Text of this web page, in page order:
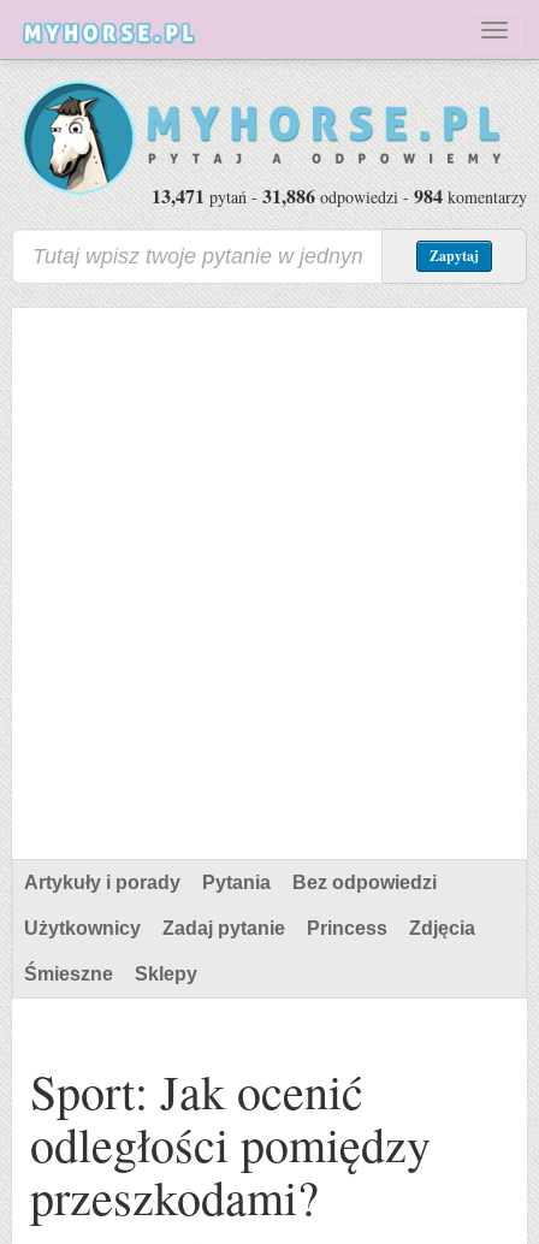
Toggle
13,471pytań -31,886odpowiedzi -984komentarzy
Zapytaj
Artykuły i porady Pytania Bez odpowiedzi
Użytkownicy Zadaj pytanie Princess Zdjęcia
Śmieszne Sklepy
Sport: Jak ocenić
odległości pomiędzy
przeszkodami?